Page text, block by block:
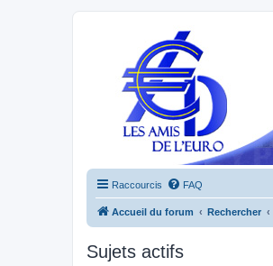
Raccourcis FAQ
Accueil du forum Rechercher
Sujets actifs